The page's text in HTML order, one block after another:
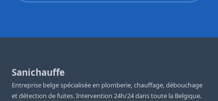
Sanichauffe
Entreprise belge spécialisée en plomberie, chauffage, débouchage
et détection de fuites. Intervention 24h/24 dans toute la Belgique.